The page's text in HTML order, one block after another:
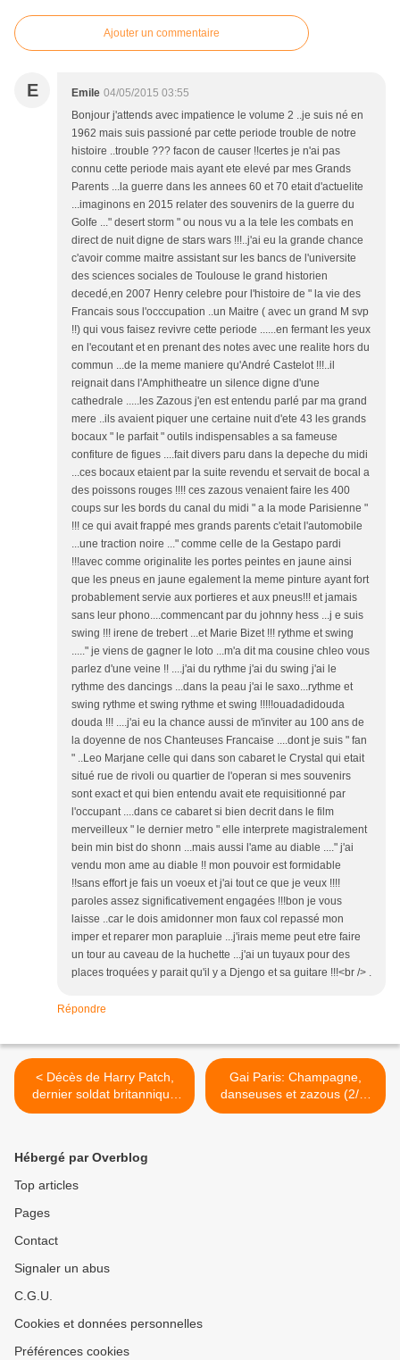
Ajouter un commentaire
E Emile 04/05/2015 03:55
Bonjour j'attends avec impatience le volume 2 ..je suis né en
1962 mais suis passioné par cette periode trouble de notre
histoire ..trouble ??? facon de causer !!certes je n'ai pas
connu cette periode mais ayant ete elevé par mes Grands
Parents ...la guerre dans les annees 60 et 70 etait d'actuelite
...imaginons en 2015 relater des souvenirs de la guerre du
Golfe ..." desert storm " ou nous vu a la tele les combats en
direct de nuit digne de stars wars !!!..j'ai eu la grande chance
c'avoir comme maitre assistant sur les bancs de l'universite
des sciences sociales de Toulouse le grand historien
decedé,en 2007 Henry celebre pour l'histoire de " la vie des
Francais sous l'occcupation ..un Maitre ( avec un grand M svp
!!) qui vous faisez revivre cette periode ......en fermant les yeux
en l'ecoutant et en prenant des notes avec une realite hors du
commun ...de la meme maniere qu'André Castelot !!!..il
reignait dans l'Amphitheatre un silence digne d'une
cathedrale .....les Zazous j'en est entendu parlé par ma grand
mere ..ils avaient piquer une certaine nuit d'ete 43 les grands
bocaux " le parfait " outils indispensables a sa fameuse
confiture de figues ....fait divers paru dans la depeche du midi
...ces bocaux etaient par la suite revendu et servait de bocal a
des poissons rouges !!!! ces zazous venaient faire les 400
coups sur les bords du canal du midi " a la mode Parisienne "
!!! ce qui avait frappé mes grands parents c'etait l'automobile
...une traction noire ..." comme celle de la Gestapo pardi
!!!avec comme originalite les portes peintes en jaune ainsi
que les pneus en jaune egalement la meme pinture ayant fort
probablement servie aux portieres et aux pneus!!! et jamais
sans leur phono....commencant par du johnny hess ...j e suis
swing !!! irene de trebert ...et Marie Bizet !!! rythme et swing
....." je viens de gagner le loto ...m'a dit ma cousine chleo vous
parlez d'une veine !! ....j'ai du rythme j'ai du swing j'ai le
rythme des dancings ...dans la peau j'ai le saxo...rythme et
swing rythme et swing rythme et swing !!!!!ouadadidouda
douda !!! ....j'ai eu la chance aussi de m'inviter au 100 ans de
la doyenne de nos Chanteuses Francaise ....dont je suis " fan
" ..Leo Marjane celle qui dans son cabaret le Crystal qui etait
situé rue de rivoli ou quartier de l'operan si mes souvenirs
sont exact et qui bien entendu avait ete requisitionné par
l'occupant ....dans ce cabaret si bien decrit dans le film
merveilleux " le dernier metro " elle interprete magistralement
bein min bist do shonn ...mais aussi l'ame au diable ...." j'ai
vendu mon ame au diable !! mon pouvoir est formidable
!!sans effort je fais un voeux et j'ai tout ce que je veux !!!!
paroles assez significativement engagées !!!bon je vous
laisse ..car le dois amidonner mon faux col repassé mon
imper et reparer mon parapluie ...j'irais meme peut etre faire
un tour au caveau de la huchette ...j'ai un tuyaux pour des
places troquées y parait qu'il y a Djengo et sa guitare !!!<br /> .
Répondre
< Décès de Harry Patch,
dernier soldat britannique
de la Première Guerre
Gai Paris: Champagne,
danseuses et zazous (2/2)
Boris Vian, les zazous et la
Hébergé par Overblog
Top articles
Pages
Contact
Signaler un abus
C.G.U.
Cookies et données personnelles
Préférences cookies